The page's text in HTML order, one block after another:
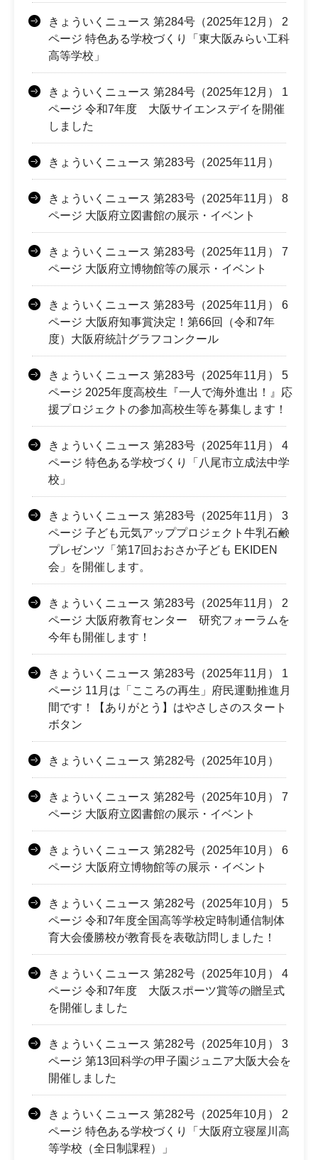
きょういくニュース 第284号（2025年12月） 2
ページ 特色ある学校づくり「東大阪みらい工科
高等学校」
きょういくニュース 第284号（2025年12月） 1
ページ 令和7年度 大阪サイエンスデイを開催
しました
きょういくニュース 第283号（2025年11月）
きょういくニュース 第283号（2025年11月） 8
ページ 大阪府立図書館の展示・イベント
きょういくニュース 第283号（2025年11月） 7
ページ 大阪府立博物館等の展示・イベント
きょういくニュース 第283号（2025年11月） 6
ページ 大阪府知事賞決定！第66回（令和7年
度）大阪府統計グラフコンクール
きょういくニュース 第283号（2025年11月） 5
ページ 2025年度高校生『一人で海外進出！』応
援プロジェクトの参加高校生等を募集します！
きょういくニュース 第283号（2025年11月） 4
ページ 特色ある学校づくり「八尾市立成法中学
校」
きょういくニュース 第283号（2025年11月） 3
ページ 子ども元気アッププロジェクト牛乳石鹸
プレゼンツ「第17回おおさか子ども EKIDEN
会」を開催します。
きょういくニュース 第283号（2025年11月） 2
ページ 大阪府教育センター 研究フォーラムを
今年も開催します！
きょういくニュース 第283号（2025年11月） 1
ページ 11月は「こころの再生」府民運動推進月
間です！【ありがとう】はやさしさのスタート
ボタン
きょういくニュース 第282号（2025年10月）
きょういくニュース 第282号（2025年10月） 7
ページ 大阪府立図書館の展示・イベント
きょういくニュース 第282号（2025年10月） 6
ページ 大阪府立博物館等の展示・イベント
きょういくニュース 第282号（2025年10月） 5
ページ 令和7年度全国高等学校定時制通信制体
育大会優勝校が教育長を表敬訪問しました！
きょういくニュース 第282号（2025年10月） 4
ページ 令和7年度 大阪スポーツ賞等の贈呈式
を開催しました
きょういくニュース 第282号（2025年10月） 3
ページ 第13回科学の甲子園ジュニア大阪大会を
開催しました
きょういくニュース 第282号（2025年10月） 2
ページ 特色ある学校づくり「大阪府立寝屋川高
等学校（全日制課程）」